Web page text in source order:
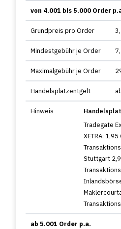
von 4.001 bis 5.000 Order
Grundpreis pro Order
Mindestgebühr je Order
Maximalgebühr je Order
Handelsplatzentgelt
Hinweis
Tradegate
XETRA: 1,95
Stuttgart
ab 5.001 Order p.a.